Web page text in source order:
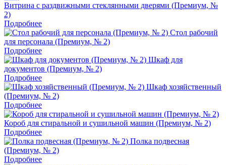
Витрина с раздвижными стеклянными дверями (Премиум, №
2)
Подробнее
Стол рабочий
для персонала (Премиум, № 2)
Подробнее
Шкаф для
документов (Премиум, № 2)
Подробнее
Шкаф хозяйственный
(Премиум, № 2)
Подробнее
Короб для стиральной и сушильной машин (Премиум, № 2)
Подробнее
Полка подвесная
(Премиум, № 2)
Подробнее